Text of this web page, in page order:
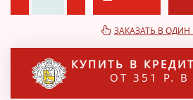
ЗАКАЗАТЬ В ОДИН
КУПИТЬ В
ОТ 351 Р.